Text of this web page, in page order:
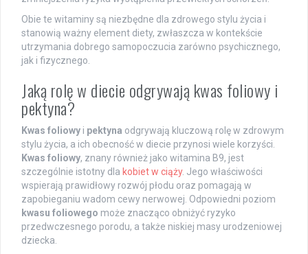
Obie te witaminy są niezbędne dla zdrowego stylu życia i
stanowią ważny element diety, zwłaszcza w kontekście
utrzymania dobrego samopoczucia zarówno psychicznego,
jak i fizycznego.
Jaką rolę w diecie odgrywają kwas foliowy i
pektyna?
Kwas foliowy i pektyna odgrywają kluczową rolę w zdrowym
stylu życia, a ich obecność w diecie przynosi wiele korzyści.
Kwas foliowy, znany również jako witamina B9, jest
szczególnie istotny dla kobiet w ciąży. Jego właściwości
wspierają prawidłowy rozwój płodu oraz pomagają w
zapobieganiu wadom cewy nerwowej. Odpowiedni poziom
kwasu foliowego może znacząco obniżyć ryzyko
przedwczesnego porodu, a także niskiej masy urodzeniowej
dziecka.